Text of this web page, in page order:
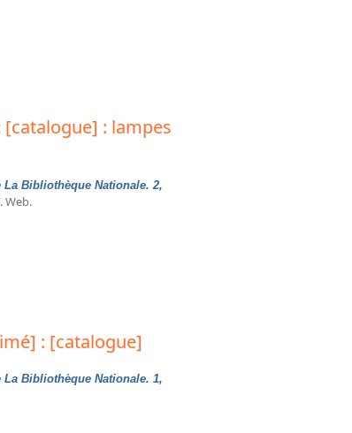
: [catalogue] : lampes chrétiennes
: lampes
La Bibliothèque Nationale. 2,
Web.
pré-romaines et romaines
: [catalogue]
La Bibliothèque Nationale. 1,